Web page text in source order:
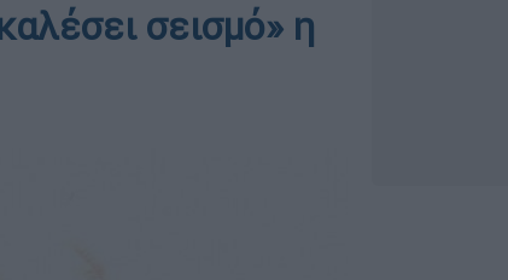
σεισμό» η